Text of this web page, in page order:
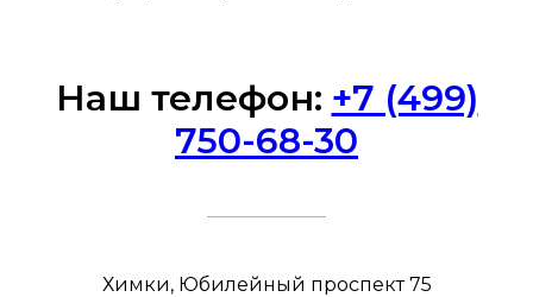
Наш телефон: +7 (499)
750-68-30
Химки, Юбилейный проспект 75